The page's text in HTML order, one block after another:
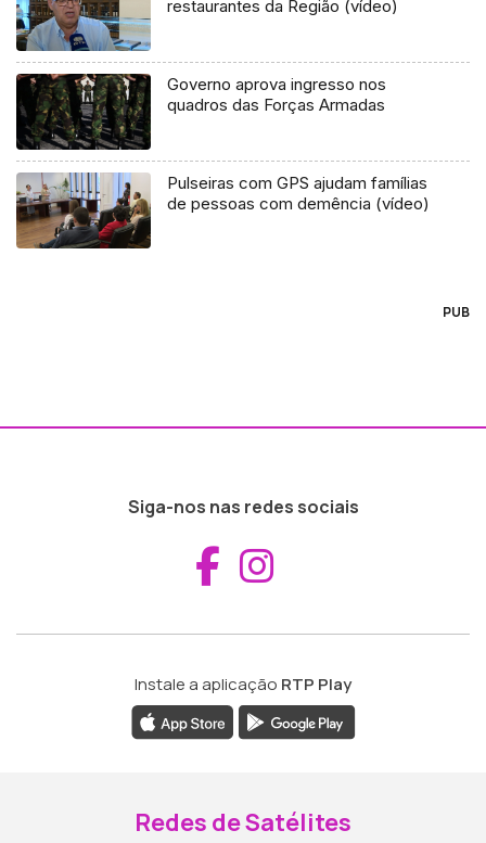
restaurantes da Região (vídeo)
Governo aprova ingresso nos
quadros das Forças Armadas
Pulseiras com GPS ajudam famílias
de pessoas com demência (vídeo)
PUB
Siga-nos nas redes sociais
Aceder ao
Instale a aplicação RTP Play
Redes de Satélites